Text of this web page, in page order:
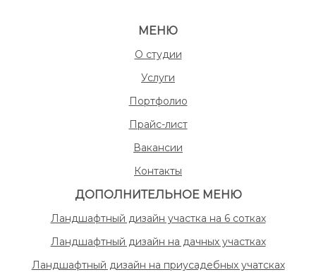
МЕНЮ
О студии
Услуги
Портфолио
Прайс-лист
Вакансии
Контакты
ДОПОЛНИТЕЛЬНОЕ МЕНЮ
Ландшафтный дизайн участка на 6 сотках
Ландшафтный дизайн на дачных участках
Ландшафтный дизайн на приусадебных учатсках